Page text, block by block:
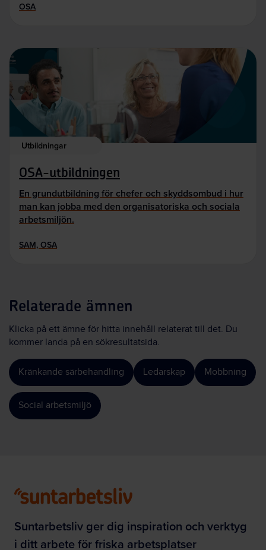
OSA
Utbildningar
OSA-utbildningen
En grundutbildning för chefer och skyddsombud i hur
man kan jobba med den organisatoriska och sociala
arbetsmiljön.
SAM, OSA
Relaterade ämnen
Klicka på ett ämne för hitta innehåll relaterat till det. Du
kommer landa på en sökresultatsida.
Kränkande särbehandling Ledarskap Mobbning
Social arbetsmiljö
Suntarbetsliv ger dig inspiration och verktyg
i ditt arbete för friska arbetsplatser